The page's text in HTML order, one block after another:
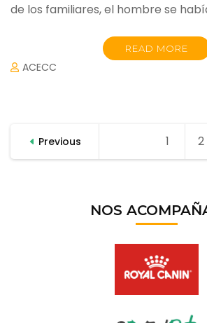
de los familiares, el hombre se
READ MORE
ACECC
Posts
pagination
Previous 1 2
NOS